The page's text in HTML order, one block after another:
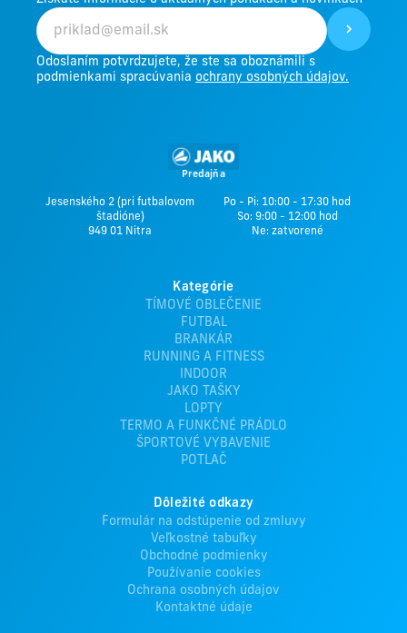
Odoslaním potvrdzujete, že ste sa oboznámili s
podmienkami spracúvania ochrany osobných údajov.
Predajňa
Jesenského 2 (pri futbalovom
štadióne)
949 01 Nitra
Po - Pi: 10:00 - 17:30 hod
So: 9:00 - 12:00 hod
Ne: zatvorené
Kategórie
TÍMOVÉ OBLEČENIE
FUTBAL
BRANKÁR
RUNNING A FITNESS
INDOOR
JAKO TAŠKY
LOPTY
TERMO A FUNKČNÉ PRÁDLO
ŠPORTOVÉ VYBAVENIE
POTLAČ
Dôležité odkazy
Formulár na odstúpenie od zmluvy
Veľkostné tabuľky
Obchodné podmienky
Používanie cookies
Ochrana osobných údajov
Kontaktné údaje